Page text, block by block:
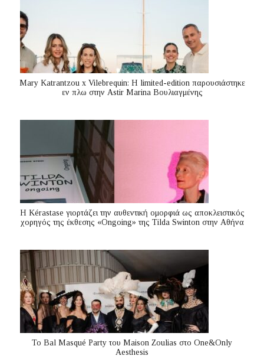
Mary Katrantzou x Vilebrequin: Η limited-edition παρουσιάστηκε
εν πλω στην Astir Marina Βουλιαγμένης
Η Kérastase γιορτάζει την αυθεντική ομορφιά ως αποκλειστικός
χορηγός της έκθεσης «Ongoing» της Tilda Swinton στην Αθήνα
Το Bal Masqué Party του Maison Zoulias στο One&Only
Aesthesis